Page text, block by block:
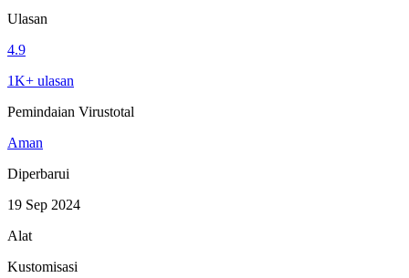
Ulasan
4.9
1K+ ulasan
Pemindaian Virustotal
Aman
Diperbarui
19 Sep 2024
Alat
Kustomisasi